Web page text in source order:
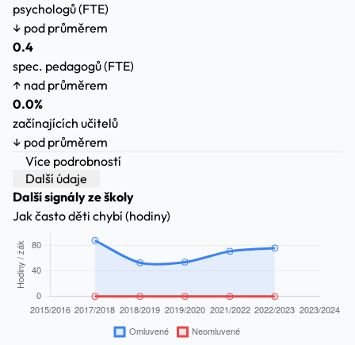
psychologů (FTE)
↓ pod průměrem
0.4
spec. pedagogů (FTE)
↑ nad průměrem
0.0%
začínajících učitelů
↓ pod průměrem
Více podrobností
Další údaje
Další signály ze školy
Jak často děti chybí (hodiny)